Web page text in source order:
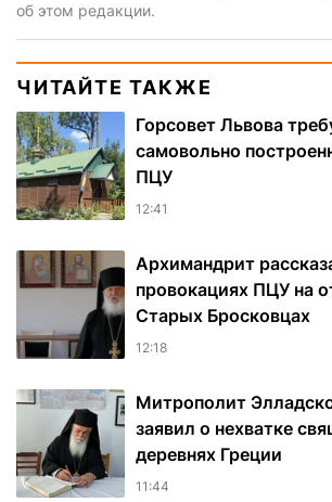
об этом редакции.
ЧИТАЙТЕ ТАКЖЕ
Горсовет Львова
самовольно
ПЦУ
12:41
Архимандрит
провокациях ПЦУ на
Старых Бросковцах
12:18
Митрополит
заявил о нехватке
деревнях Греции
11:44